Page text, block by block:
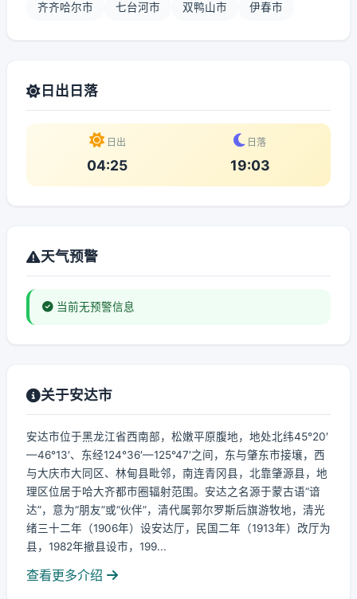
齐齐哈尔市 七台河市 双鸭山市 伊春市
日出日落
日出
04:25
日落
19:03
天气预警
当前无预警信息
关于安达市
安达市位于黑龙江省西南部，松嫩平原腹地，地处北纬45°20′
—46°13′、东经124°36′—125°47′之间，东与肇东市接壤，西
与大庆市大同区、林甸县毗邻，南连青冈县，北靠肇源县，地
理区位居于哈大齐都市圈辐射范围。安达之名源于蒙古语“谙
达”，意为“朋友”或“伙伴”，清代属郭尔罗斯后旗游牧地，清光
绪三十二年（1906年）设安达厅，民国二年（1913年）改厅为
县，1982年撤县设市，199...
查看更多介绍